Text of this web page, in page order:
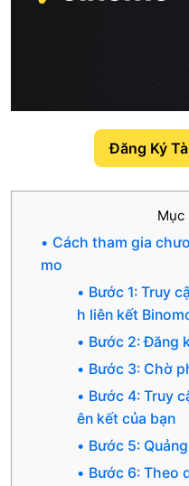
Đăng Ký
Mục
Cách tham gia
mo
Bước 1: Truy
h liên kết
Bước 2: Đăng
Bước 3: Chờ
Bước 4: Truy
ên kết của bạn
Bước 5:
Bước 6: Theo